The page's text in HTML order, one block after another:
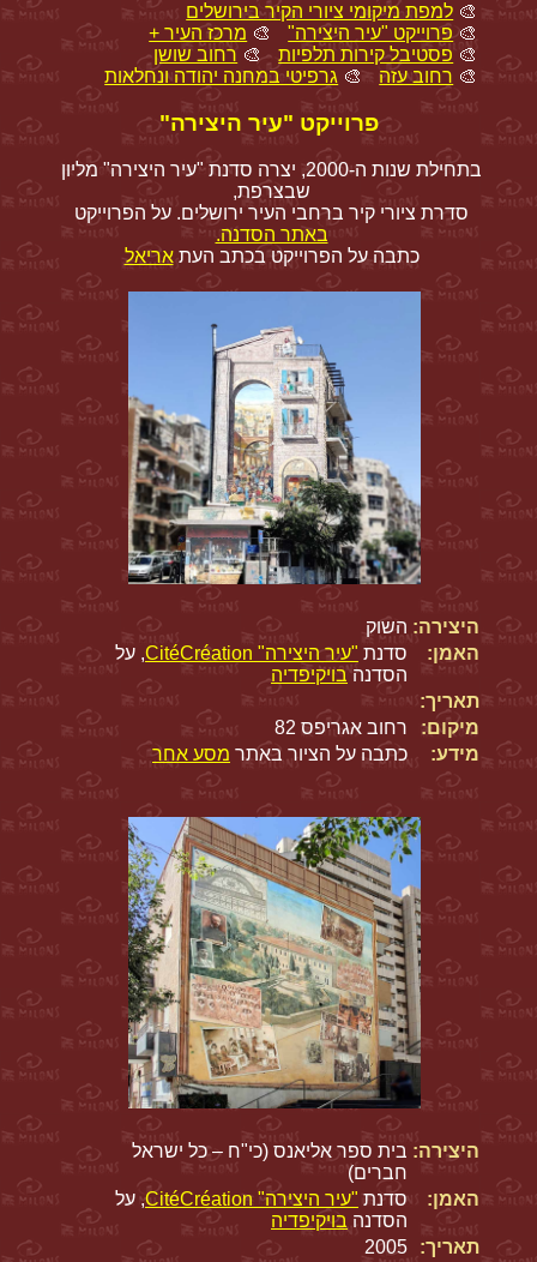
🎨 למפת מיקומי ציורי הקיר בירושלים
🎨פרוייקט "עיר היצירה" 🎨 מרכז העיר +
🎨 פסטיבל קירות תלפיות 🎨 רחוב שושן
🎨 רחוב עזה 🎨 גרפיטי במחנה יהודה ונחלאות
פרוייקט "עיר היצירה"
בתחילת שנות ה-2000, יצרה סדנת "עיר היצירה" מליון
שבצרפת,
סדרת ציורי קיר ברחבי העיר ירושלים. על הפרוייקט
באתר הסדנה.
כתבה על הפרוייקט בכתב העתאריאל
היצירה: השוק
האמן:
סדנת "עיר היצירה" CitéCréation
, על
הסדנהבויקיפדיה
תאריך:
מיקום:
רחוב אגריפס 82
מידע:
כתבה על הציור באתר מסע אחר
היצירה: בית ספר אליאנס (כי"ח – כל ישראל
חברים)
האמן:
סדנת "עיר היצירה" CitéCréation
, על
הסדנה בויקיפדיה
תאריך:
2005